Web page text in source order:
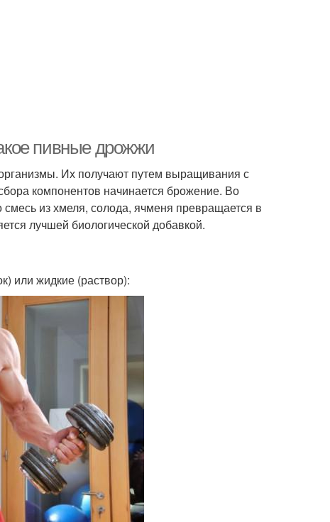
пивные дрожжи
Их получают путем выращивания с
компонентов начинается брожение. Во
из хмеля, солода, ячменя превращается в
лучшей биологической добавкой.
или жидкие (раствор):